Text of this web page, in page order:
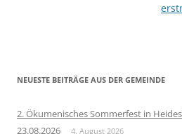
NEUESTE BEITRÄGE AUS DER GEMEINDE
2. Ökumenisches Sommerfest in
23.08.2026
4. August 2026